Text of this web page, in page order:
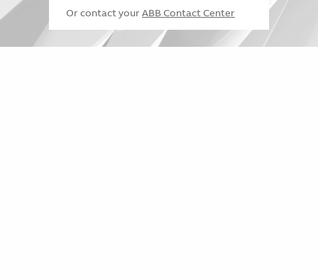
Or contact your ABB Contact Center